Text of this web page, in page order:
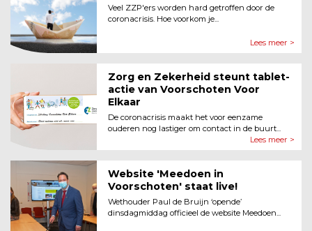
Veel ZZP'ers worden hard getroffen door de
coronacrisis. Hoe voorkom je...
Lees meer >
Zorg en Zekerheid steunt tablet-
actie van Voorschoten Voor
Elkaar
De coronacrisis maakt het voor eenzame
ouderen nog lastiger om contact in de buurt...
Lees meer >
Website 'Meedoen in
Voorschoten' staat live!
Wethouder Paul de Bruijn ‘opende’
dinsdagmiddag officieel de website Meedoen...